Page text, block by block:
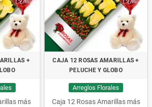
+
más
CAJA 12 ROSAS AMARILLAS +
PELUCHE Y GLOBO
Arreglos Florales
Caja 12 Rosas Amarillas más